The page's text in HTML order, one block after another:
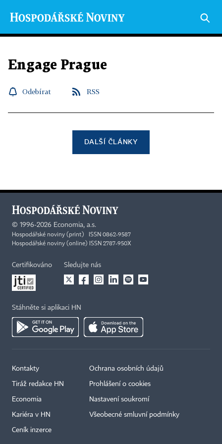
Engage Prague
Odebírat RSS
DALŠÍ ČLÁNKY
© 1996-2026 Economia, a.s.
Hospodářské noviny (print) ISSN 0862-9587
Hospodářské noviny (online) ISSN 2787-950X
Certifikováno Sledujte nás
Stáhněte si aplikaci HN
Kontakty
Tiráž redakce HN
Economia
Kariéra v HN
Ceník inzerce
Ochrana osobních údajů
Prohlášení o cookies
Nastavení soukromí
Všeobecné smluvní podmínky